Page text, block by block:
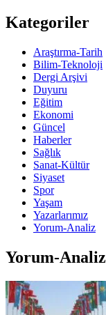
Kategoriler
Araştırma-Tarih
Bilim-Teknoloji
Dergi Arşivi
Duyuru
Eğitim
Ekonomi
Güncel
Haberler
Sağlık
Sanat-Kültür
Siyaset
Spor
Yaşam
Yazarlarımız
Yorum-Analiz
Yorum-Analiz